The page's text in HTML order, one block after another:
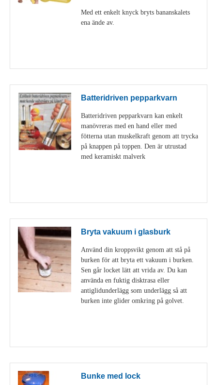
Med ett enkelt knyck bryts bananskalets
ena ände av.
Batteridriven pepparkvarn
Batteridriven pepparkvarn kan enkelt
manövreras med en hand eller med
fötterna utan muskelkraft genom att trycka
på knappen på toppen. Den är utrustad
med keramiskt malverk
Bryta vakuum i glasburk
Använd din kroppsvikt genom att stå på
burken för att bryta ett vakuum i burken.
Sen går locket lätt att vrida av. Du kan
använda en fuktig disktrasa eller
antiglidunderlägg som underlägg så att
burken inte glider omkring på golvet.
Bunke med lock